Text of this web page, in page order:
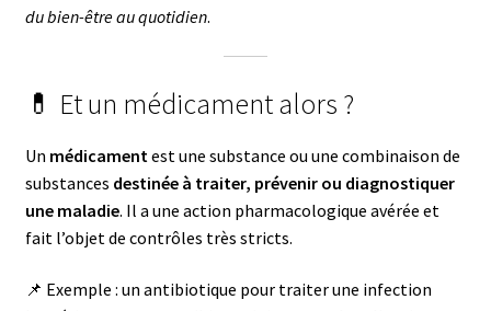
du bien-être au quotidien.
💊 Et un médicament alors ?
Un médicament est une substance ou une combinaison de
substances destinée à traiter, prévenir ou diagnostiquer
une maladie. Il a une action pharmacologique avérée et
fait l’objet de contrôles très stricts.
📌 Exemple : un antibiotique pour traiter une infection